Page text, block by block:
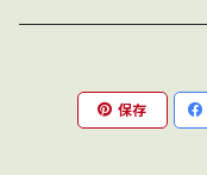
Hair / Body Oil
Photochromic Lens
Bag / Pouch
保存